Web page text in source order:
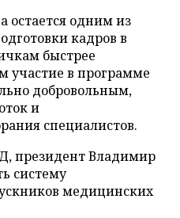
остается одним из
кадров в
быстрее
участие в программе
добровольным,
и
специалистов.
президент Владимир
систему
медицинских